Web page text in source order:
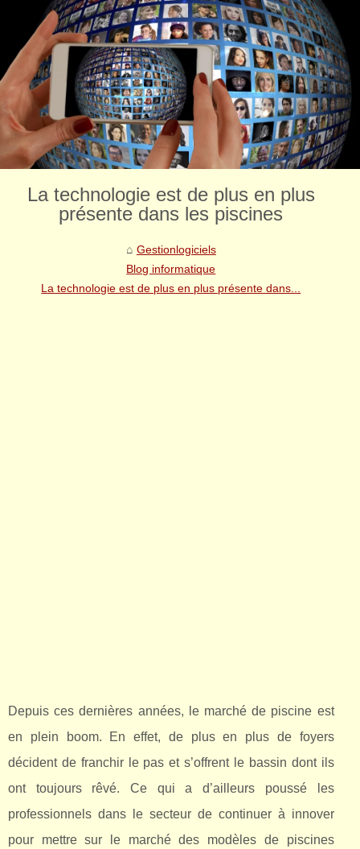
La technologie est de plus en plus
présente dans les piscines
Gestionlogiciels
Blog informatique
La technologie est de plus en plus présente dans...
Depuis ces dernières années, le marché de piscine est
en plein boom. En effet, de plus en plus de foyers
décident de franchir le pas et s’offrent le bassin dont ils
ont toujours rêvé. Ce qui a d’ailleurs poussé les
professionnels dans le secteur de continuer à innover
pour mettre sur le marché des modèles de piscines